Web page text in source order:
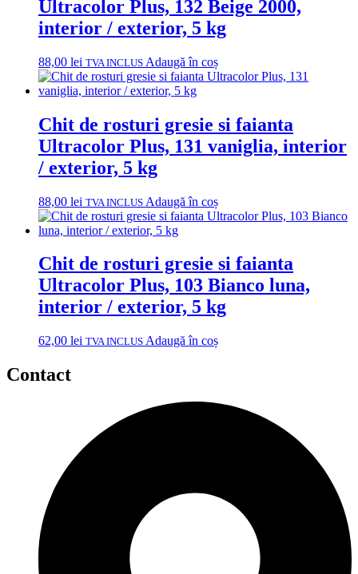
Ultracolor Plus, 132 Beige 2000,
interior / exterior, 5 kg
88,00 lei TVA INCLUS Adaugă în coș
Chit de rosturi gresie si faianta
Ultracolor Plus, 131 vaniglia, interior
/ exterior, 5 kg
88,00 lei TVA INCLUS Adaugă în coș
Chit de rosturi gresie si faianta
Ultracolor Plus, 103 Bianco luna,
interior / exterior, 5 kg
62,00 lei TVA INCLUS Adaugă în coș
Contact